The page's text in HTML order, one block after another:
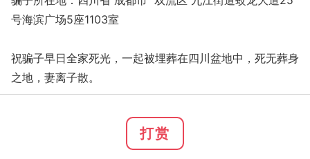
号海滨广场5座1103室
祝骗子早日全家死光，一起被埋葬在四川盆地中，死无葬身
之地，妻离子散。
打赏